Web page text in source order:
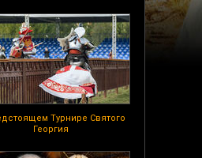
Турнире Святого
Георгия